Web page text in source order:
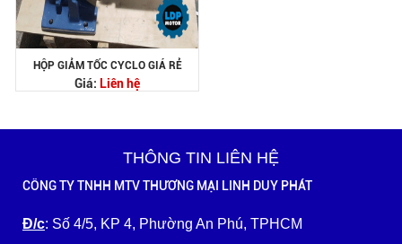
HỘP GIẢM TỐC CYCLO GIÁ RẺ
Giá: Liên hệ
THÔNG TIN LIÊN HỆ
CÔNG TY TNHH MTV THƯƠNG MẠI LINH DUY PHÁT
Đ/c: Số 4/5, KP 4, Phường An Phú, TPHCM